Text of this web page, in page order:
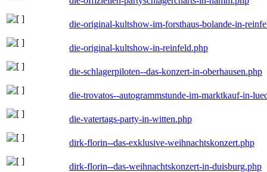
die-original-kultshow-im-forsthaus-bolande-in-
die-original-kultshow-in-reinfeld.php
die-schlagerpiloten--das-konzert-in-oberhausen.php
die-trovatos--autogrammstunde-im-marktkauf-in-
die-vatertags-party-in-witten.php
dirk-florin--das-exklusive-weihnachtskonzert.php
dirk-florin--das-weihnachtskonzert-in-duisburg.php